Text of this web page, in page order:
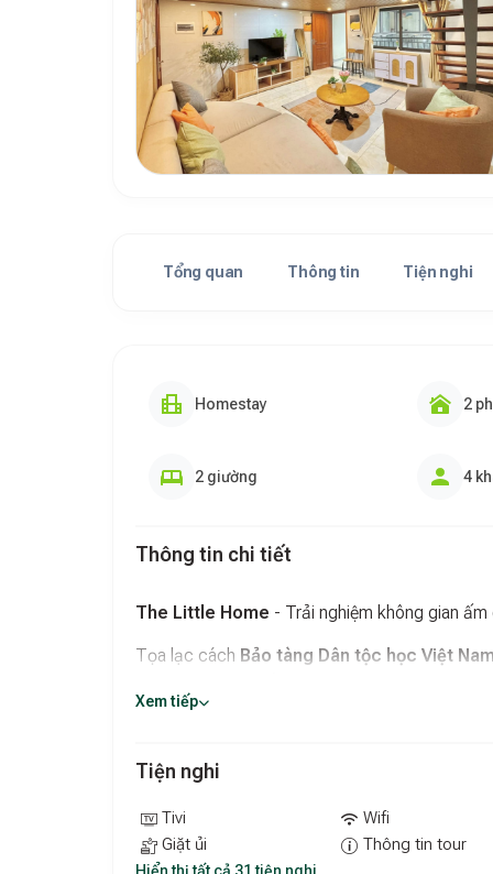
Tổng quan Thông tin Tiện nghi
Homestay 2
2 giường 4
Thông tin chi tiết
The Little Home - Trải nghiệm không gian
Tọa lạc cách Bảo tàng Dân tộc học Việt
nghỉ dưỡng tuyệt vời:
Điều hòa nhiệt độ : Đảm bảo sự thoải mái
Xem tiếp
Tiện nghi
Tivi Wifi
Giặt ủi
Thông tin tour